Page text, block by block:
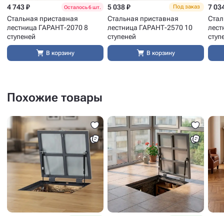
4 743 ₽ Осталось 6 шт.
Стальная приставная
лестница ГАРАНТ-2070 8
ступеней
В корзину
5 038 ₽ Под заказ
Стальная приставная
лестница ГАРАНТ-2570 10
ступеней
В корзину
7
Похожие товары